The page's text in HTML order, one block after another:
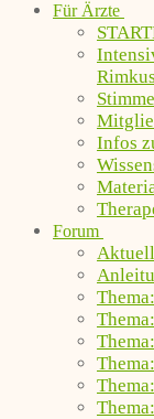
Für Ärzte
Infos
Forum